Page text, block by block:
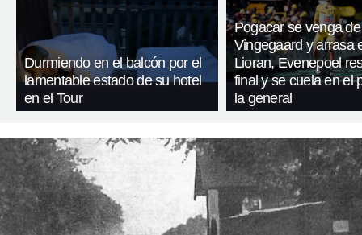
Durmiendo en el balcón por el
lamentable estado de su hotel
en el Tour
Pogacar se venga de
Vingegaard y arrasa
Lioran, Evenepoel
final y se cuela en el
la general